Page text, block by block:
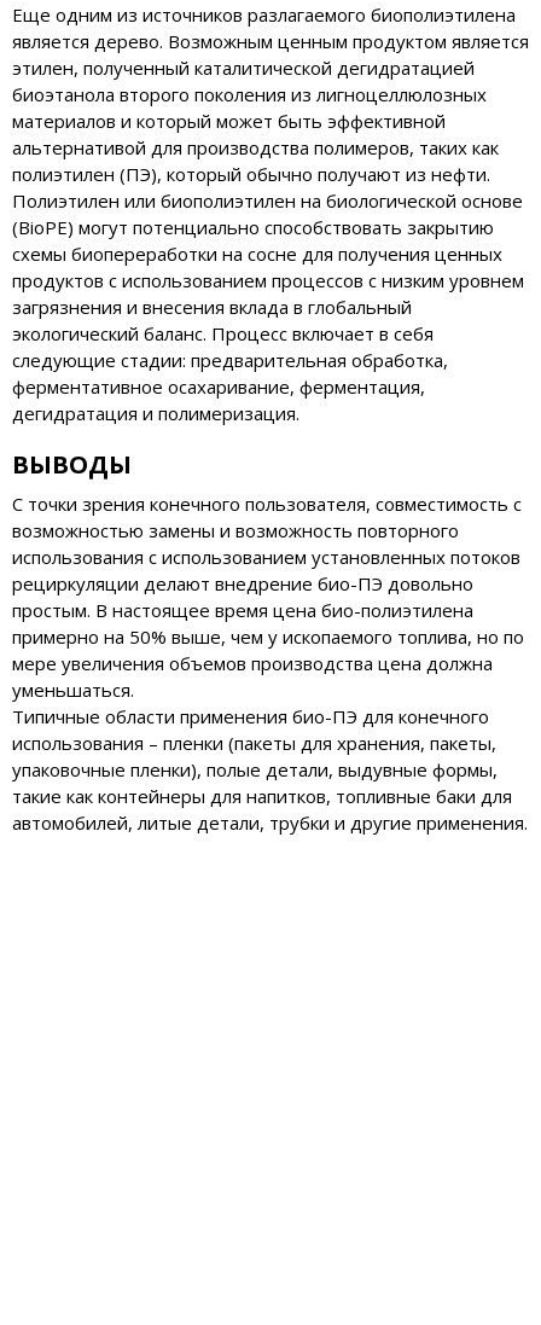
Еще одним из источников разлагаемого биополиэтилена
является дерево. Возможным ценным продуктом является
этилен, полученный каталитической дегидратацией
биоэтанола второго поколения из лигноцеллюлозных
материалов и который может быть эффективной
альтернативой для производства полимеров, таких как
полиэтилен (ПЭ), который обычно получают из нефти.
Полиэтилен или биополиэтилен на биологической основе
(BioPE) могут потенциально способствовать закрытию
схемы биопереработки на сосне для получения ценных
продуктов с использованием процессов с низким уровнем
загрязнения и внесения вклада в глобальный
экологический баланс. Процесс включает в себя
следующие стадии: предварительная обработка,
ферментативное осахаривание, ферментация,
дегидратация и полимеризация.
ВЫВОДЫ
С точки зрения конечного пользователя, совместимость с
возможностью замены и возможность повторного
использования с использованием установленных потоков
рециркуляции делают внедрение био-ПЭ довольно
простым. В настоящее время цена био-полиэтилена
примерно на 50% выше, чем у ископаемого топлива, но по
мере увеличения объемов производства цена должна
уменьшаться.
Типичные области применения био-ПЭ для конечного
использования – пленки (пакеты для хранения, пакеты,
упаковочные пленки), полые детали, выдувные формы,
такие как контейнеры для напитков, топливные баки для
автомобилей, литые детали, трубки и другие применения.